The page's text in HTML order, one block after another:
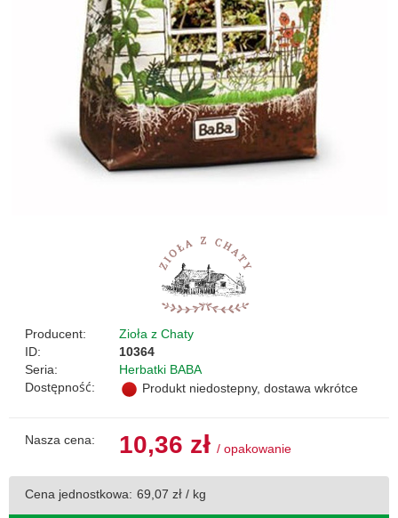
Producent:
Zioła z Chaty
ID:
10364
Seria:
Herbatki BABA
Dostępność:
Produkt niedostepny, dostawa wkrótce
Nasza cena: 10,36 zł / opakowanie
Cena jednostkowa: 69,07 zł / kg